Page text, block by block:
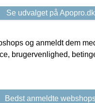
Se udvalget på Apopro.dk
og anmeldt dem
brugervenlighed,
Bedst anmeldte